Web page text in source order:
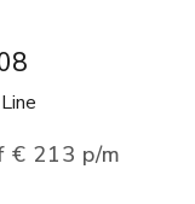
€ 213 p/m